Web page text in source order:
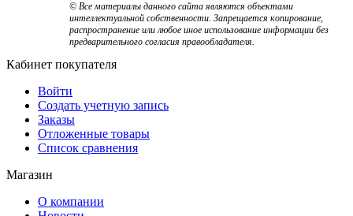
© Все материалы данного сайта являются объектами
интеллектуальной собственности. Запрещается копирование,
распространение или любое иное использование информации без
предварительного согласия правообладателя.
Кабинет покупателя
Войти
Создать учетную запись
Заказы
Отложенные товары
Список сравнения
Магазин
О компании